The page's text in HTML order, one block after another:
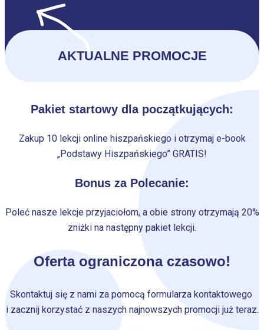
AKTUALNE PROMOCJE
Pakiet startowy dla początkujących:
Zakup 10 lekcji online hiszpańskiego i otrzymaj e-book
„Podstawy Hiszpańskiego” GRATIS!
Bonus za Polecanie:
Poleć nasze lekcje przyjaciołom, a obie strony otrzymają 20%
zniżki na następny pakiet lekcji.
Oferta ograniczona czasowo!
Skontaktuj się z nami za pomocą formularza kontaktowego
i zacznij korzystać z naszych najnowszych promocji już teraz.